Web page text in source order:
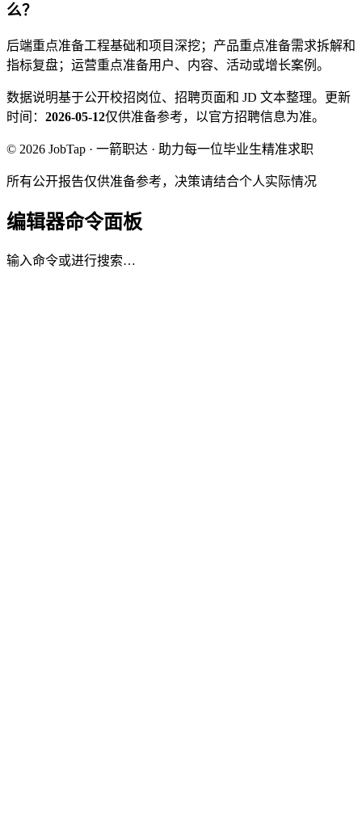
么？
后端重点准备工程基础和项目深挖；产品重点准备需求拆解和
指标复盘；运营重点准备用户、内容、活动或增长案例。
数据说明基于公开校招岗位、招聘页面和 JD 文本整理。
更新
时间： 2026-05-12仅供准备参考，以官方招聘信息为准。
© 2026 JobTap · 一箭职达 · 助力每一位毕业生精准求职
所有公开报告仅供准备参考，决策请结合个人实际情况
编辑器命令面板
输入命令或进行搜索…